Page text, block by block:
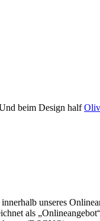
beim Design half
unseres
als